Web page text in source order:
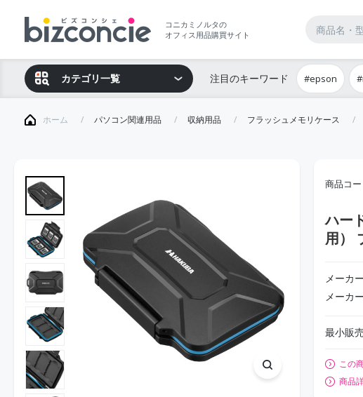
コニカミノルタの
オフィス用品購買サイト
カテゴリ一覧 注目のキーワード #epson
ホーム パソコン関連用品 収納用品 フラッシュメモリケース
商品コ
ハー
用）
メーカー
メーカ
最小販
この
商品